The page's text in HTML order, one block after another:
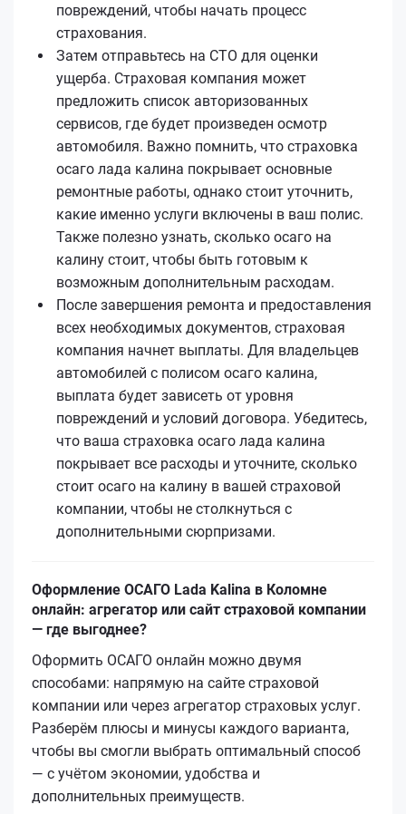
повреждений, чтобы начать процесс
страхования.
Затем отправьтесь на СТО для оценки
ущерба. Страховая компания может
предложить список авторизованных
сервисов, где будет произведен осмотр
автомобиля. Важно помнить, что страховка
осаго лада калина покрывает основные
ремонтные работы, однако стоит уточнить,
какие именно услуги включены в ваш полис.
Также полезно узнать, сколько осаго на
калину стоит, чтобы быть готовым к
возможным дополнительным расходам.
После завершения ремонта и предоставления
всех необходимых документов, страховая
компания начнет выплаты. Для владельцев
автомобилей с полисом осаго калина,
выплата будет зависеть от уровня
повреждений и условий договора. Убедитесь,
что ваша страховка осаго лада калина
покрывает все расходы и уточните, сколько
стоит осаго на калину в вашей страховой
компании, чтобы не столкнуться с
дополнительными сюрпризами.
Оформление ОСАГО Lada Kalina в Коломне
онлайн: агрегатор или сайт страховой компании
— где выгоднее?
Оформить ОСАГО онлайн можно двумя
способами: напрямую на сайте страховой
компании или через агрегатор страховых услуг.
Разберём плюсы и минусы каждого варианта,
чтобы вы смогли выбрать оптимальный способ
— с учётом экономии, удобства и
дополнительных преимуществ.